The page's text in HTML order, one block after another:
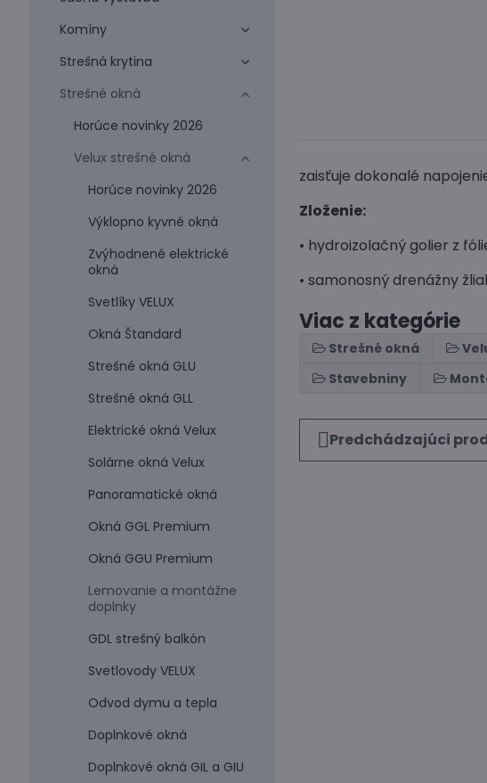
zaisťuje dokonalé
Zloženie:
• hydroizolačný golier z
• samonosný drenážny
Viac z kategórie
Strešné okná
Stavebniny
Predchádzajúci
Komíny
Strešná krytina
Strešné okná
Horúce novinky 2026
Velux strešné okná
Horúce novinky 2026
Výklopno kyvné okná
Zvýhodnené elektrické
okná
Svetlíky VELUX
Okná Štandard
Strešné okná GLU
Strešné okná GLL
Elektrické okná Velux
Solárne okná Velux
Panoramatické okná
Okná GGL Premium
Okná GGU Premium
Lemovanie a montážne
doplnky
GDL strešný balkón
Svetlovody VELUX
Odvod dymu a tepla
Doplnkové okná
Doplnkové okná GIL a GIU